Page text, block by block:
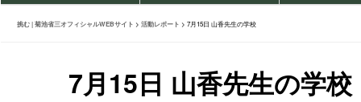
挑む | 菊池省三オフィシャルWEBサイト > 活動レポート > 7月15日 山香先生の学校
7月15日 山香先生の学校